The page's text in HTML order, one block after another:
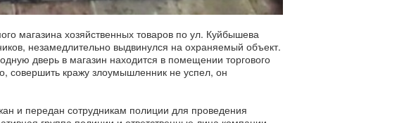
магазина хозяйственных товаров по ул. Куйбышева
незамедлительно выдвинулся на охраняемый объект.
дверь в магазин находится в помещении торгового
совершить кражу злоумышленник не успел, он
и передан сотрудникам полиции для проведения